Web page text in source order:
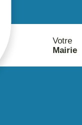
Votre
Mairie